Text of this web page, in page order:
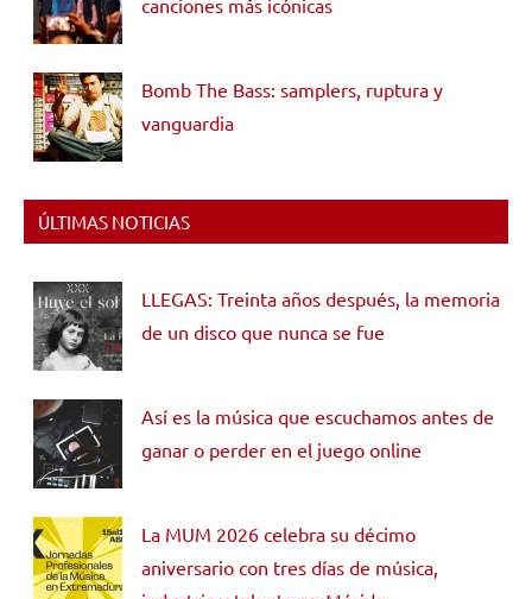
Bomb The Bass: samplers, ruptura y
vanguardia
ÚLTIMAS NOTICIAS
LLEGAS: Treinta años después, la memoria
de un disco que nunca se fue
Así es la música que escuchamos antes de
ganar o perder en el juego online
La MUM 2026 celebra su décimo
aniversario con tres días de música,